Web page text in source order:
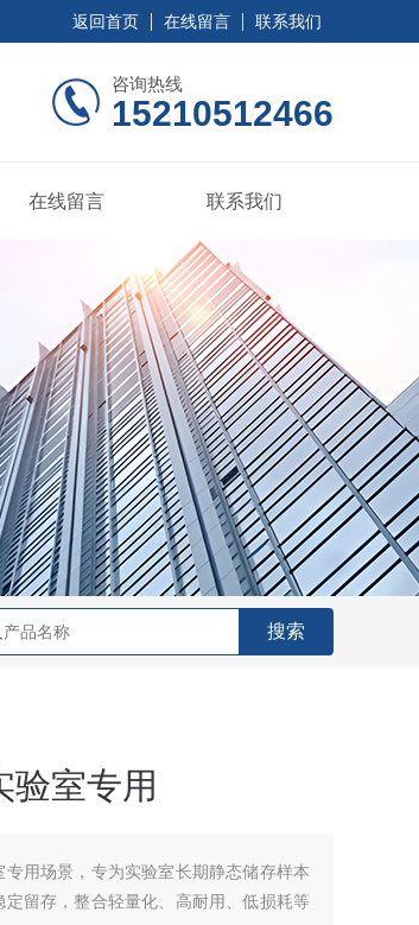
返回首页 在线留言 联系我们
咨询热线
15210512466
在线留言 联系我们
验室专用
用场景，专为实验室长期静态储存样本
留存，整合轻量化、高耐用、低损耗等